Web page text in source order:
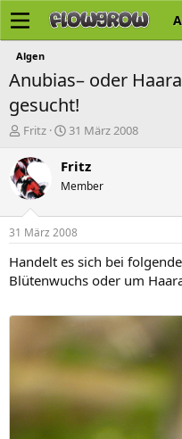
Algen
Anubias– oder
gesucht!
E
s
t
e
e
r
Fritz
E
s
e
l
t
a
m
31 März 2008
Fritz
Member
31 März 2008
Handelt es sich bei
Blütenwuchs oder um